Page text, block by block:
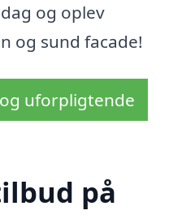
og oplev
og sund facade!
uforpligtende
på